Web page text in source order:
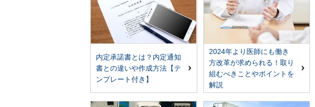
内定承諾書とは？内定通知
書との違いや作成方法【テ
ンプレート付き】
2024年より医師にも働き
方改革が求められる！取り
組むべきことやポイントを
解説